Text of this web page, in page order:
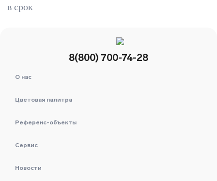
в срок
8(800) 700-74-28
О нас
Цветовая палитра
Референс-объекты
Сервис
Новости